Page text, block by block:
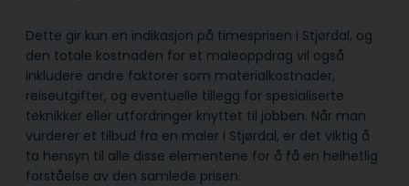
Dette gir kun en indikasjon på timesprisen i Stjørdal, og
den totale kostnaden for et maleoppdrag vil også
inkludere andre faktorer som materialkostnader,
reiseutgifter, og eventuelle tillegg for spesialiserte
teknikker eller utfordringer knyttet til jobben. Når man
vurderer et tilbud fra en maler i Stjørdal, er det viktig å
ta hensyn til alle disse elementene for å få en helhetlig
forståelse av den samlede prisen.